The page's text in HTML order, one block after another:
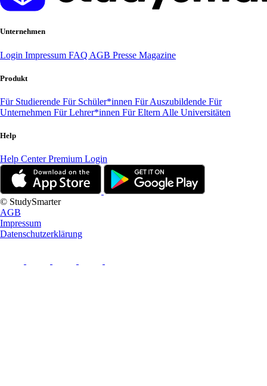
Unternehmen
Login Impressum FAQ AGB Presse Magazine
Produkt
Für Studierende Für Schüler*innen Für Auszubildende Für
Unternehmen Für Lehrer*innen Für Eltern Alle Universitäten
Help
Help CenterPremium Login
© StudySmarter
AGB
Impressum
Datenschutzerklärung